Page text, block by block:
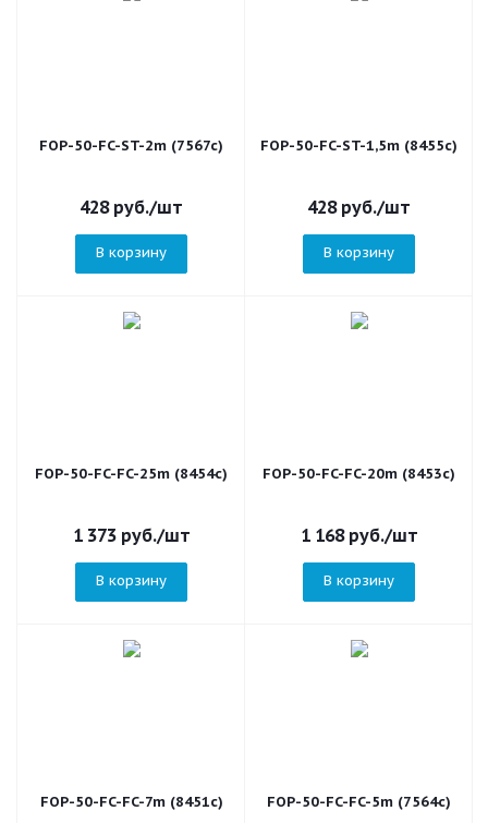
FOP-50-FC-ST-2m (7567c)
428руб./шт
В корзину
FOP-50-FC-ST-1,5m (8455c)
428руб./шт
В корзину
FOP-50-FC-FC-25m (8454c)
1 373руб./шт
В корзину
FOP-50-FC-FC-20m (8453c)
1 168руб./шт
В корзину
FOP-50-FC-FC-7m (8451c) FOP-50-FC-FC-5m (7564c)